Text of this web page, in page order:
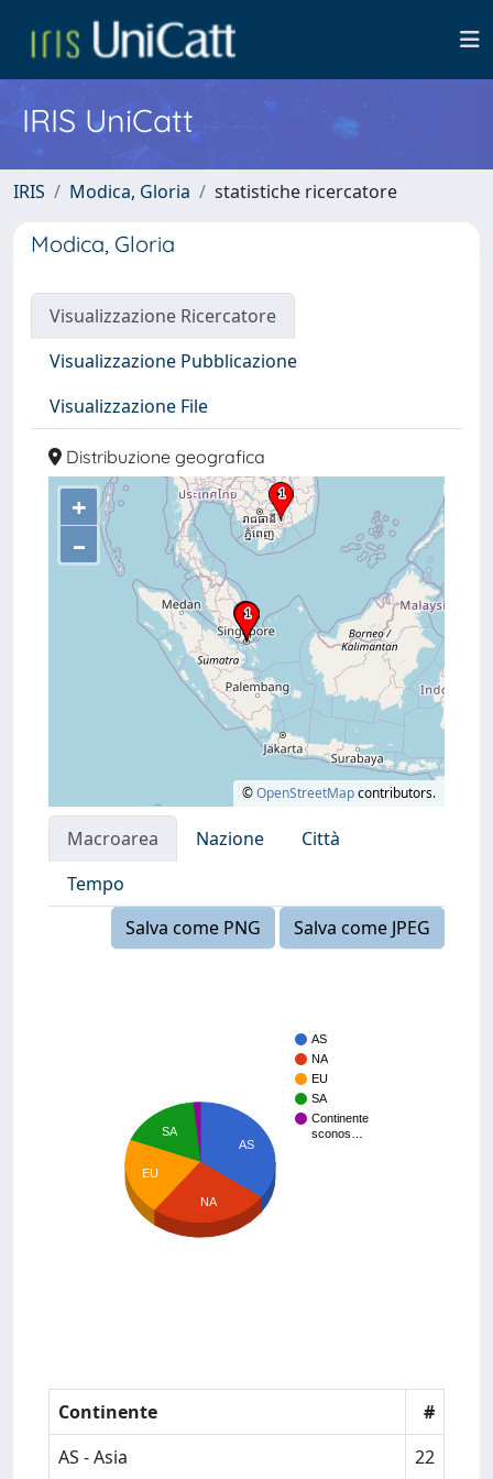
IRIS UniCatt
IRIS Modica, Gloria statistiche ricercatore
Modica, Gloria
Visualizzazione Ricercatore
Visualizzazione Pubblicazione
Visualizzazione File
Distribuzione geografica
+
–
©OpenStreetMapcontributors.
Macroarea Nazione
Città
Tempo
Salva come PNG
Salva come JPEG
AS
NA
EU
SA
Continente
sconos…
AS
SA
EU
NA
Continente
#
AS - Asia
22